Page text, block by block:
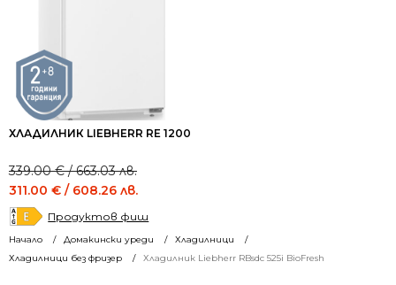
Начало Домакински уреди
Хладилници
Хладилници без фризер
Хладилник Liebherr RBsdc 525i BioFresh
ХЛАДИЛНИК LIEBHERR RE 1200
339.00€/ 663.03 лв.
Original
price
was:
339.00 €
/
663.03 лв..
311.00 € / 608.26 лв.
Current
price
is:
311.00 €
/
608.26 лв..
Продуктов фиш